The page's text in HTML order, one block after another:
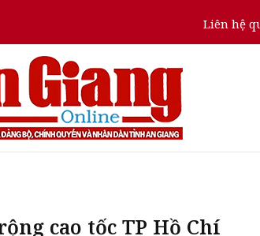
Liên hệ
cao tốc TP Hồ Chí